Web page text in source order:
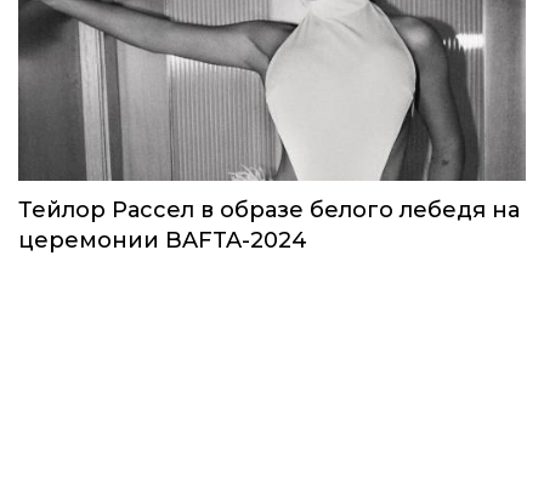
Тейлор Рассел в образе белого лебедя на
церемонии BAFTA-2024